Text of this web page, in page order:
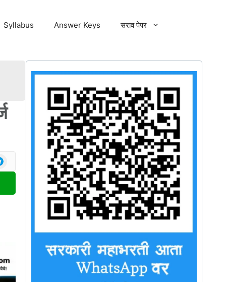
Syllabus Answer Keys सराव पेपर